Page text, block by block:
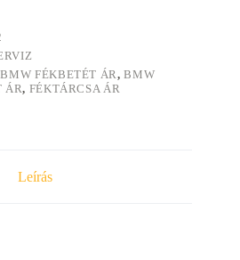
BMW FÉKBETÉT ÁR,BMW
ÁR, FÉKTÁRCSA ÁR
Leírás